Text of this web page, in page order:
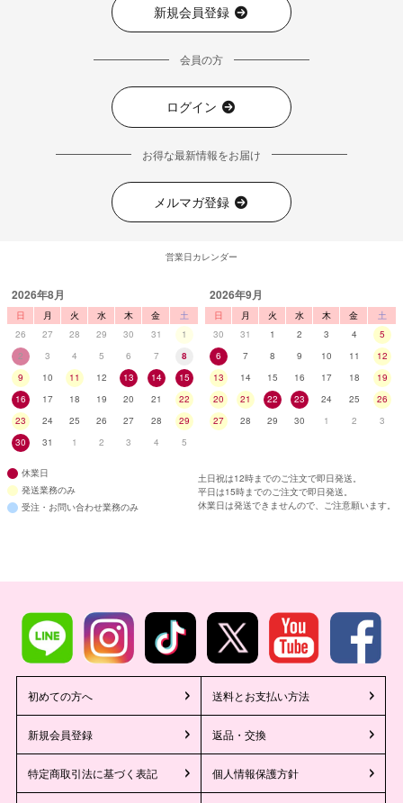
新規会員登録
会員の方
ログイン
お得な最新情報をお届け
メルマガ登録
営業日カレンダー
2026年8月
日 月 火 水 木 金
土
26
27 28 29 30 31
1
2
3 4 5 6 7
8
9
10 11 12 13 14
15
16
17 18 19 20 21
22
23
24 25 26 27 28
29
30
31 1 2 3 4 5
2026年9月
日 月 火 水 木 金
土
30
31 1 2 3 4
5
6
7 8 9 10 11
12
13
14 15 16 17 18
19
20
21 22 23 24 25
26
27
28 29 30 1 2 3
休業日
発送業務のみ
受注・お問い合わせ業務のみ
土日祝は12時までのご注文で即日発送。
平日は15時までのご注文で即日発送。
休業日は発送できませんので、ご注意願います。
初めての方へ 送料とお支払い方法
新規会員登録 返品・交換
特定商取引法に基づく表記 個人情報保護方針